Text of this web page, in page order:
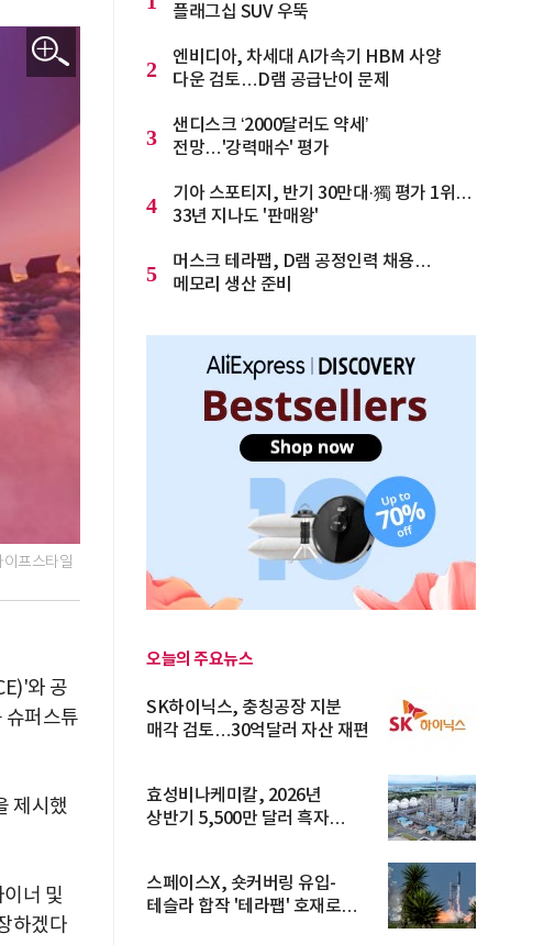
이프스타일
와 공
슈퍼스튜
제시했
너 및
하겠다
플래그십 SUV 우뚝
2
엔비디아, 차세대 AI가속기 HBM 사양
다운 검토…D램 공급난이 문제
3
샌디스크 ‘2000달러도 약세’
전망…'강력매수' 평가
4
기아 스포티지, 반기 30만대·獨 평가 1위…
33년 지나도 '판매왕'
5
머스크 테라팹, D램 공정인력 채용…
메모리 생산 준비
오늘의 주요뉴스
SK하이닉스, 충칭공장 지분
매각 검토…30억달러 자산 재편
효성비나케미칼, 2026년
상반기 5,500만 달러 흑자
스페이스X, 숏커버링 유입-
테슬라 합작 '테라팹' 호재로